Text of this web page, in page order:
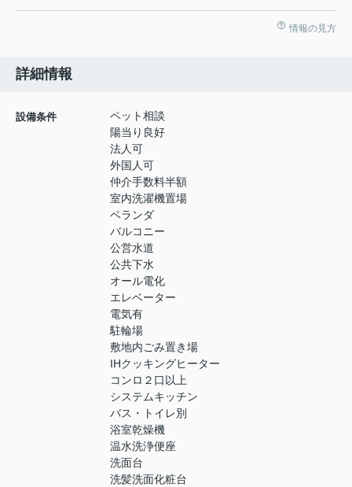
情報の見方
詳細情報
設備条件
ペット相談
陽当り良好
法人可
外国人可
仲介手数料半額
室内洗濯機置場
ベランダ
バルコニー
公営水道
公共下水
オール電化
エレベーター
電気有
駐輪場
敷地内ごみ置き場
IHクッキングヒーター
コンロ２口以上
システムキッチン
バス・トイレ別
浴室乾燥機
温水洗浄便座
洗面台
洗髪洗面化粧台